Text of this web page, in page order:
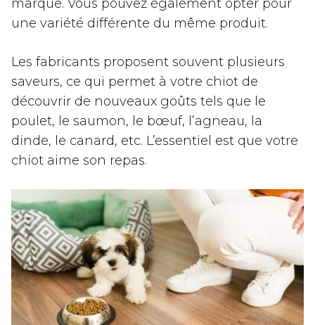
marque. Vous pouvez également opter pour
une variété différente du même produit.
Les fabricants proposent souvent plusieurs
saveurs, ce qui permet à votre chiot de
découvrir de nouveaux goûts tels que le
poulet, le saumon, le bœuf, l’agneau, la
dinde, le canard, etc. L’essentiel est que votre
chiot aime son repas.